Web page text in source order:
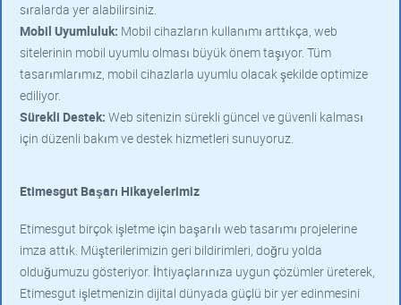
sıralarda yer alabilirsiniz.
Mobil Uyumluluk: Mobil cihazların kullanımı arttıkça, web
sitelerinin mobil uyumlu olması büyük önem taşıyor. Tüm
tasarımlarımız, mobil cihazlarla uyumlu olacak şekilde optimize
ediliyor.
Sürekli Destek: Web sitenizin sürekli güncel ve güvenli kalması
için düzenli bakım ve destek hizmetleri sunuyoruz.
Etimesgut Başarı Hikayelerimiz
Etimesgut birçok işletme için başarılı web tasarımı projelerine
imza attık. Müşterilerimizin geri bildirimleri, doğru yolda
olduğumuzu gösteriyor. İhtiyaçlarınıza uygun çözümler üreterek,
Etimesgut işletmenizin dijital dünyada güçlü bir yer edinmesini